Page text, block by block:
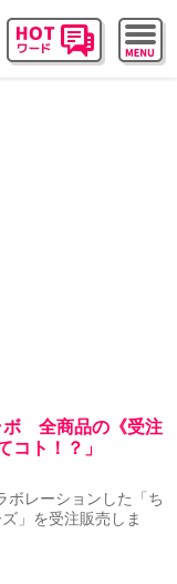
ボ 全商品の《受注
ト！？」
ボレーションした「ち
」を受注販売しま